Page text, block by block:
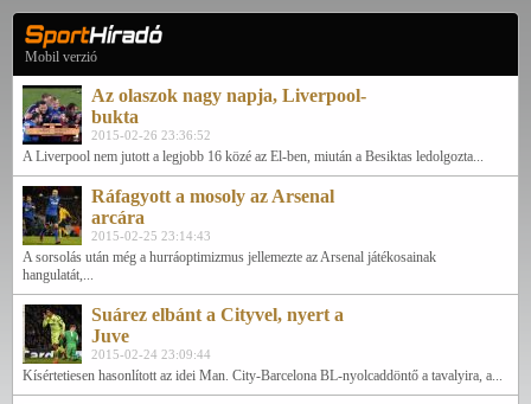
Mobil verzió
Az olaszok nagy napja, Liverpool-
bukta
2015-02-26 23:36:52
A Liverpool nem jutott a legjobb 16 közé az El-ben, miután a Besiktas ledolgozta...
Ráfagyott a mosoly az Arsenal
arcára
2015-02-25 23:14:43
A sorsolás után még a hurráoptimizmus jellemezte az Arsenal játékosainak
hangulatát,...
Suárez elbánt a Cityvel, nyert a
Juve
2015-02-24 23:09:44
Kísértetiesen hasonlított az idei Man. City-Barcelona BL-nyolcaddöntő a tavalyira, a...